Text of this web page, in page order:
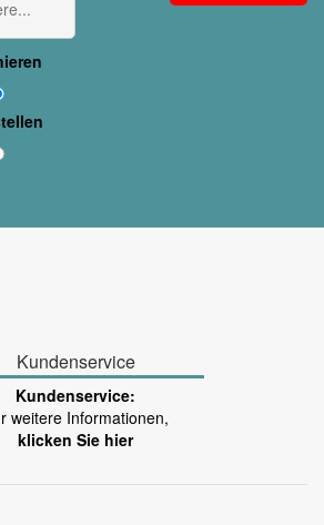
Kundenservice
Kundenservice:
weitere Informationen,
klicken Sie hier